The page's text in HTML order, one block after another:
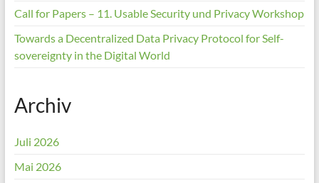
Call for Papers – 11. Usable Security und Privacy Workshop
Towards a Decentralized Data Privacy Protocol for Self-
sovereignty in the Digital World
Archiv
Juli 2026
Mai 2026